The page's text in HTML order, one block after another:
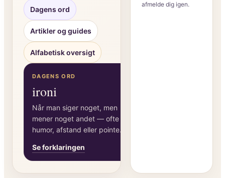
Dagens ord
Artikler og guides
Alfabetisk oversigt
DAGENS ORD
ironi
Når man siger noget, men
mener noget andet — ofte for
humor, afstand eller pointe.
Se forklaringen
afmelde dig igen.